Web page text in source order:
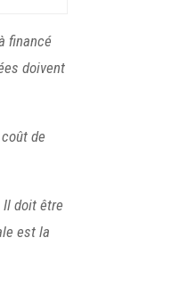
financé
doivent
de
doit être
est la